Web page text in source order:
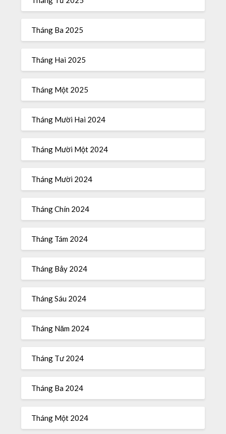
Tháng Ba 2025
Tháng Hai 2025
Tháng Một 2025
Tháng Mười Hai 2024
Tháng Mười Một 2024
Tháng Mười 2024
Tháng Chín 2024
Tháng Tám 2024
Tháng Bảy 2024
Tháng Sáu 2024
Tháng Năm 2024
Tháng Tư 2024
Tháng Ba 2024
Tháng Một 2024